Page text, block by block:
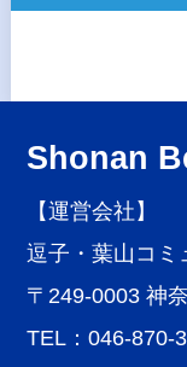
Shonan
【運営会社】
逗子・葉山コミ
〒249-0003 神
TEL：046-870-